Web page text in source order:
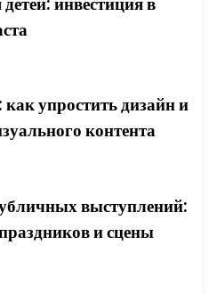
упростить дизайн и
контента
выступлений:
и сцены